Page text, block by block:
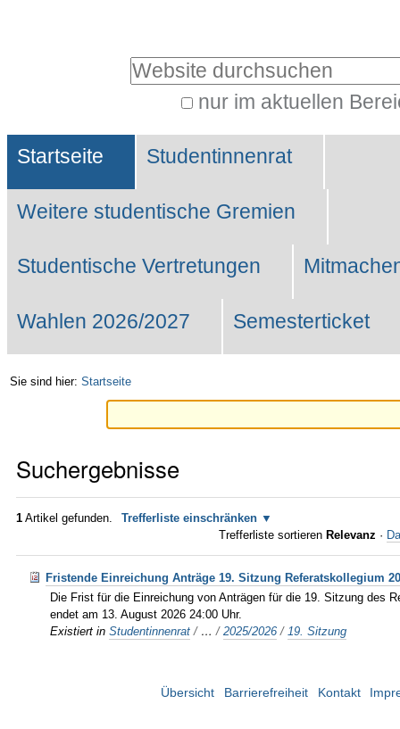
Website durchsuchen
nur im aktuellen
Suche…
Sektionen
Startseite Studentinnenrat
Weitere studentische Gremien
Studentische Vertretungen
Wahlen 2026/2027 Semesterticket
Sie sind hier: Startseite
Suchergebnisse
1 Artikel gefunden.
Trefferliste einschränken
Trefferliste sortieren Relevanz ·
Fristende Einreichung Anträge 19. Sitzung Referatskollegium
Die Frist für die Einreichung von Anträgen für die 19. Sitzung des
endet am 13. August 2026 24:00 Uhr.
Existiert in Studentinnenrat / …/2025/2026 /19. Sitzung
Übersicht Barrierefreiheit Kontakt